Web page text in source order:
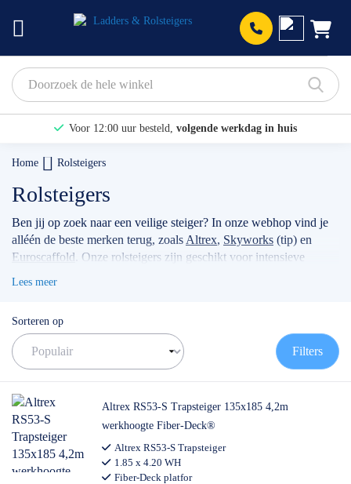
Voor 12:00 uur besteld, volgende werkdag in huis
Home Rolsteigers
Rolsteigers
Ben jij op zoek naar een veilige steiger? In onze webhop vind je
alléén de beste merken terug, zoals Altrex, Skyworks (tip) en
Euroscaffold . Onze rolsteigers zijn geschikt voor intensieve
volgens de actuele norm te werken met de
voorloopleuning
TIP: maak gebruik van onze filters om snel
de juiste rolsteiger te vinden!
✅Vrijblijvende offerteop maat
✅ Contact:
0511- 40 25 64, ofmail
Lees meer
Sorteren op
Filters
Altrex RS53-S Trapsteiger 135x185 4,2m
werkhoogte Fiber-Deck®
Altrex RS53-S Trapsteiger
1.85 x 4.20 WH
Fiber-Deck platfor